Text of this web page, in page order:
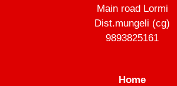
Main road Lormi
Dist.mungeli (cg)
9893825161
Home